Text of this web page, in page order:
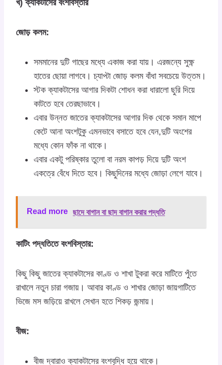
খ) ক্যাকটাসের বংশবিস্তার
জোড় কলম:
সমমানের দুটি গাছের মধ্যে একাজ করা যায়। এরজন্যে সুক্ষ্ণ
হাতের ছোয়া লাগবে। চ্যাপ্টা জোড় কলম বাঁধা সবচেয়ে উত্তম।
স্টক ক্যাকটাসের আগার দিকটা শোধন করা ধারালো ছুরি দিয়ে
কাটতে হবে তেরছাভাবে।
এবার উন্নত জাতের ক্যাকটাসের আগার দিক থেকে সমান মাপে
কেটে আনা অংশটুকু এমনভাবে বসাতে হবে যেন,দুটি অংশের
মধ্যে কোন ফাঁক না থাকে।
এবার একটু পরিষ্কার তুলো বা নরম কাপড় দিয়ে দুটি অংশ
একত্রে বেঁধে দিতে হবে। কিছুদিনের মধ্যে জোড়া লেগে যাবে।
Read more ছাদে বাগান বা ছাদ বাগান করার পদ্ধতি
কাটিং পদ্ধতিতে বংশবিস্তার:
কিছু কিছু জাতের ক্যাকটাসের কাণ্ড ও শাখা টুকরা করে মাটিতে পুঁতে
রাখালে নতুন চারা গজায়। আবার কাণ্ড ও শাখার জোড়া জায়গাটিতে
ভিজে মস জড়িয়ে রাখলে সেখান হতে শিকড় জন্মায়।
বীজ:
বীজ দ্বারাও ক্যাকটাসের বংশবৃদ্ধি হয়ে থাকে।